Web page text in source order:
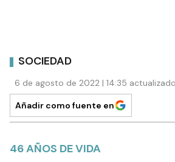
SOCIEDAD
6 de agosto de 2022 | 14:35
Añadir como fuente en
46 AÑOS DE VIDA